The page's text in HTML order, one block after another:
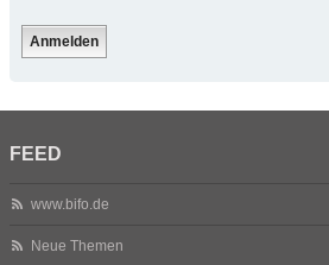
FEED
www.bifo.de
Neue Themen